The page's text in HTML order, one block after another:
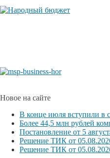
Новое на сайте
В конце июля вступили в
Более 44,5 млн рублей
Постановление от 5
Решение ТИК от
Решение ТИК от